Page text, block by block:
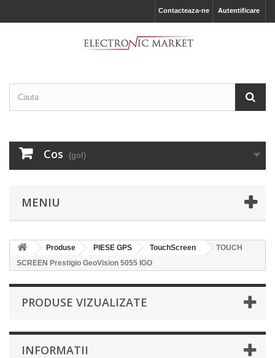
Autentificare
Contacteaza-ne
Cos (gol)
MENIU
Produse PIESE GPS TouchScreen
TOUCH
SCREEN Prestigio GeoVision 5055 IGO
PRODUSE VIZUALIZATE
INFORMATII